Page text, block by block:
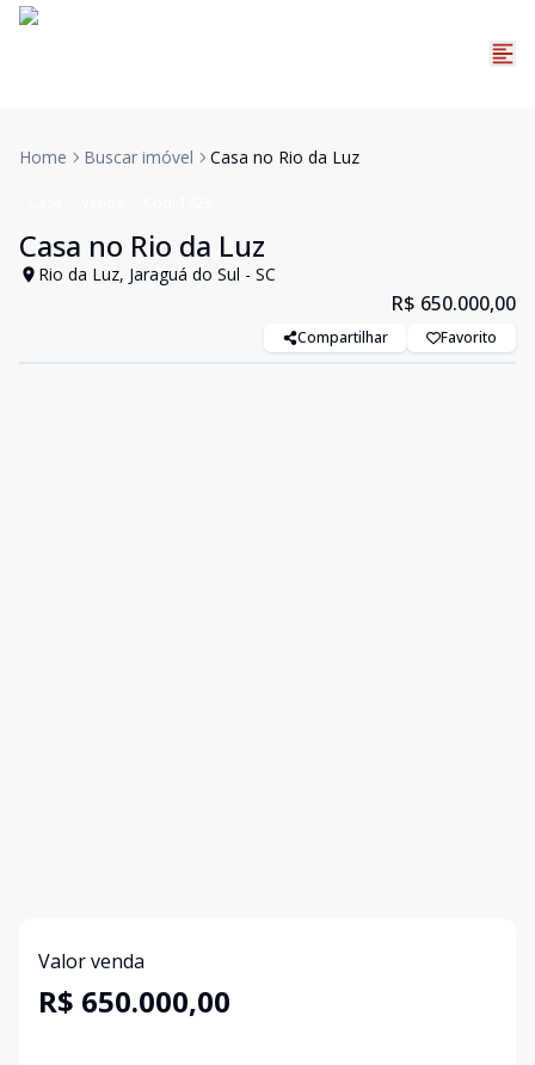
Home Buscar imóvel Casa no Rio da Luz
Casa no Rio da Luz
Rio da Luz, Jaraguá do Sul - SC
R$ 650.000,00
Compartilhar Favorito
Valor venda
R$ 650.000,00